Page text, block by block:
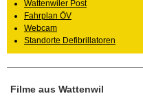
Filme aus Wattenwil
Wattenwiler Post
Fahrplan ÖV
Webcam
Standorte Defibrillatoren